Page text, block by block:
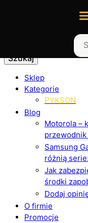
Sklep
Kategorie
PYKSON
Blog
Motorola –
Samsung
różnią
Jak
środki
Dodaj
O firmie
Promocje